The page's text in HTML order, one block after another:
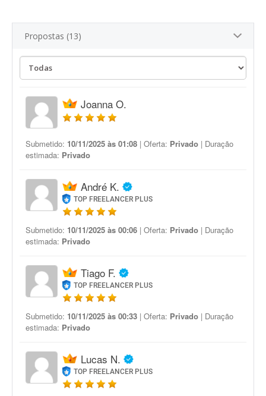
Propostas (13)
Joanna O.
Submetido: 10/11/2025 às 01:08 | Oferta: Privado | Duração
estimada: Privado
André K.
TOP FREELANCER PLUS
Submetido: 10/11/2025 às 00:06 | Oferta: Privado | Duração
estimada: Privado
Tiago F.
TOP FREELANCER PLUS
Submetido: 10/11/2025 às 00:33 | Oferta: Privado | Duração
estimada: Privado
Lucas N.
TOP FREELANCER PLUS